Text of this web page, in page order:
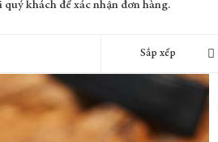
khách để xác nhận đơn hàng.
Sắp xếp